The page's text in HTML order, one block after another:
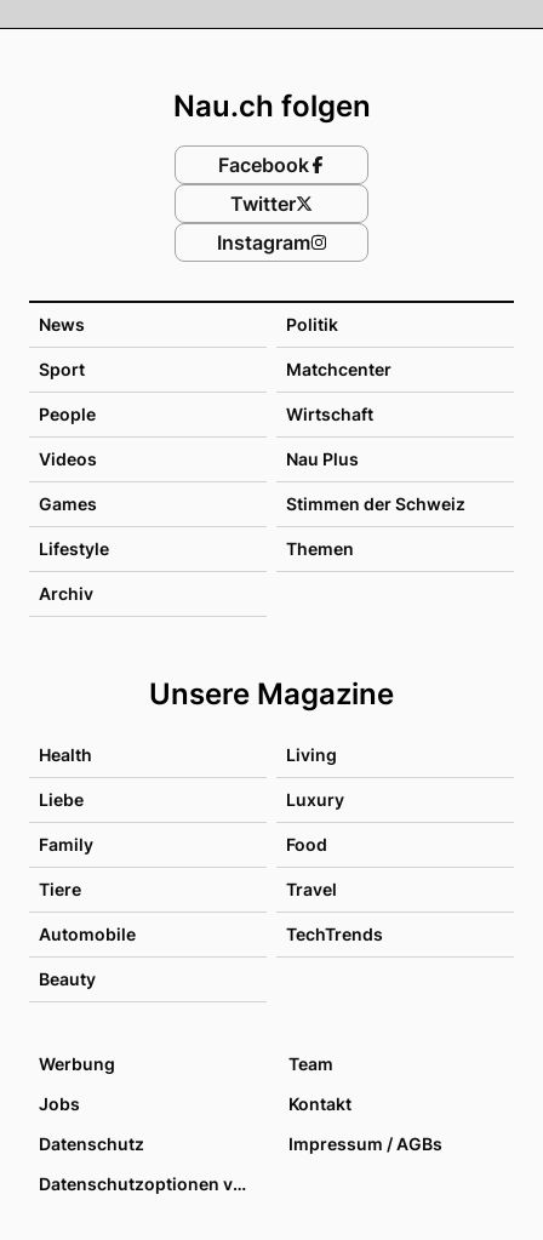
News Politik
Sport Matchcenter
People Wirtschaft
Videos Nau Plus
Games Stimmen der Schweiz
Lifestyle Themen
Archiv
Unsere Magazine
Health Living
Liebe Luxury
Family Food
Tiere Travel
Automobile TechTrends
Beauty
Nau.ch folgen
Facebook
Twitter
Instagram
Werbung
Team
Jobs
Kontakt
Datenschutz
Impressum / AGBs
Datenschutzoptionen verwalten